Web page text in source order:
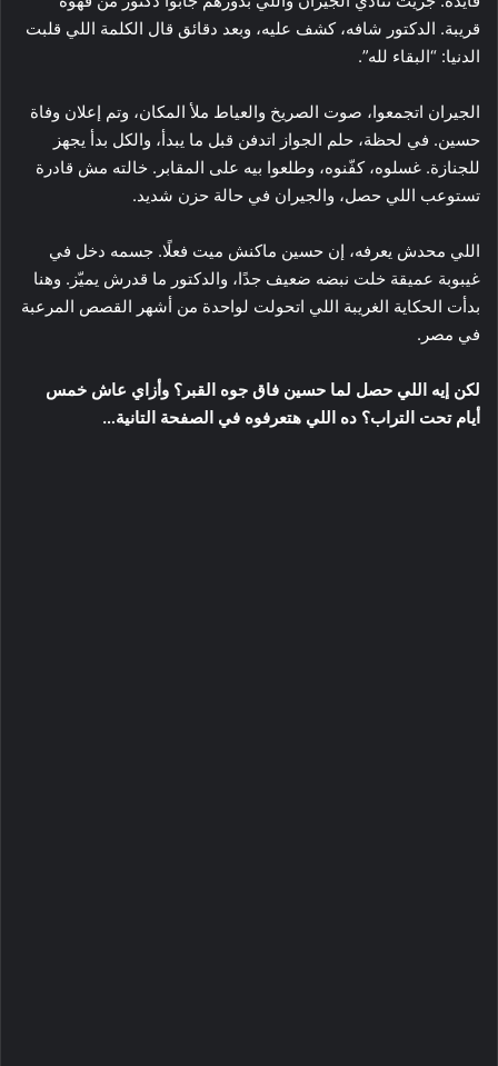
قريبة. الدكتور شافه، كشف عليه، وبعد دقائق قال الكلمة اللي قلبت
الدنيا: “البقاء لله”.
الجيران اتجمعوا، صوت الصريخ والعياط ملأ المكان، وتم إعلان وفاة
حسين. في لحظة، حلم الجواز اتدفن قبل ما يبدأ، والكل بدأ يجهز
للجنازة. غسلوه، كفّنوه، وطلعوا بيه على المقابر. خالته مش قادرة
تستوعب اللي حصل، والجيران في حالة حزن شديد.
اللي محدش يعرفه، إن حسين ماكنش ميت فعلًا. جسمه دخل في
غيبوبة عميقة خلت نبضه ضعيف جدًا، والدكتور ما قدرش يميّز. وهنا
بدأت الحكاية الغريبة اللي اتحولت لواحدة من أشهر القصص المرعبة
في مصر.
لكن إيه اللي حصل لما حسين فاق جوه القبر؟ وأزاي عاش خمس
أيام تحت التراب؟ ده اللي هتعرفوه في الصفحة التانية…